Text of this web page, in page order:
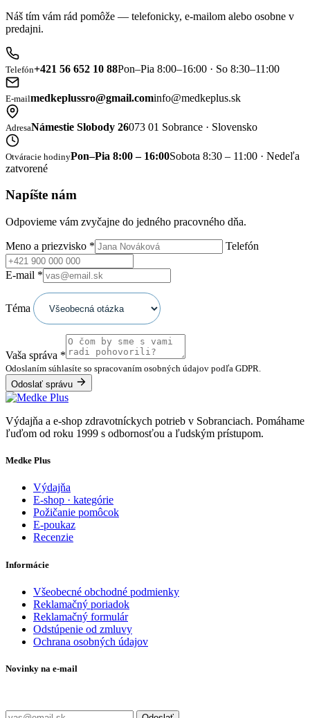
Náš tím vám rád pomôže — telefonicky, e-mailom alebo osobne v
predajni.
Telefón+421 56 652 10 88Pon–Pia 8:00–16:00 · So 8:30–11:00
E-mailmedkeplussro@gmail.cominfo@medkeplus.sk
AdresaNámestie Slobody 26073 01 Sobrance · Slovensko
Otváracie hodinyPon–Pia 8:00 – 16:00Sobota 8:30 – 11:00 · Nedeľa
zatvorené
Napíšte nám
Odpovieme vám zvyčajne do jedného pracovného dňa.
Meno a priezvisko * Telefón
E-mail *
Téma
Vaša správa *
Odoslaním súhlasíte so spracovaním osobných údajov podľa GDPR.
Odoslať správu
Výdajňa a e-shop zdravotníckych potrieb v Sobranciach. Pomáhame
ľuďom od roku 1999 s odbornosťou a ľudským prístupom.
Medke Plus
Výdajňa
E-shop · kategórie
Požičanie pomôcok
E-poukaz
Recenzie
Informácie
Všeobecné obchodné podmienky
Reklamačný poriadok
Reklamačný formulár
Odstúpenie od zmluvy
Ochrana osobných údajov
Novinky na e-mail